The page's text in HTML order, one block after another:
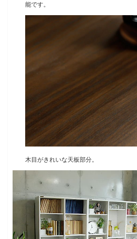
能です。
木目がきれいな天板部分。